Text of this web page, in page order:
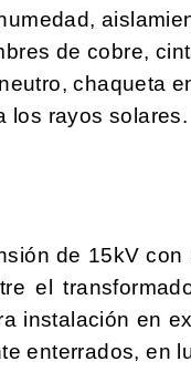
de cobre,
chaqueta
rayos
de 15kV
el
instalación en
enterrados, en